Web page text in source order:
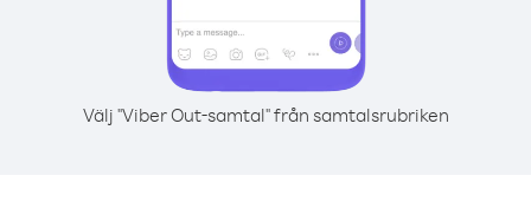
Välj "Viber Out-samtal" från samtalsrubriken